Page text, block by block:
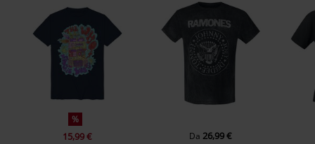
%
15,99 € Da 26,99 €